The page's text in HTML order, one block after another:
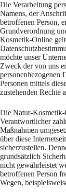
Die Verarbeitung
Namens, der
betroffenen Person,
Grundverordnung
Kosmetik-Online
möchte unser
Zweck der von uns
personenbezogenen
Personen mittels
zustehenden Rechte
Die Natur-Kosmetik-
Verantwortlicher
Maßnahmen
über diese
sicherzustellen.
grundsätzlich
nicht gewährleistet
betroffenen Person
Wegen,